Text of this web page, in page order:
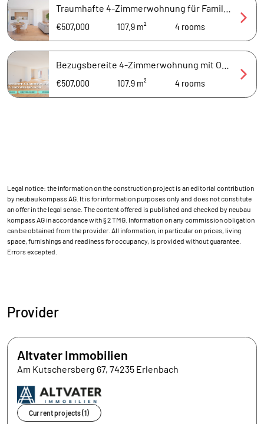
€507,000
107.9 m² 4 rooms
€507,000
107.9 m² 4 rooms
Legal notice: the information on the construction project is an editorial contribution
by neubau kompass AG. It is for information purposes only and does not constitute
an offer in the legal sense. The content offered is published and checked by neubau
kompass AG in accordance with § 2 TMG. Information on any commission obligation
can be obtained from the provider. All information, in particular on prices, living
space, furnishings and readiness for occupancy, is provided without guarantee.
Errors excepted.
Provider
Altvater Immobilien
Am Kutschersberg 67, 74235 Erlenbach
Current projects (1)